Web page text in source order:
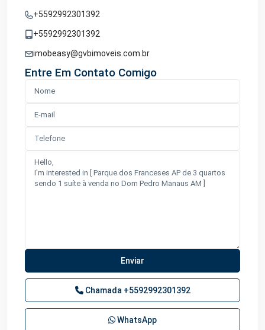
+5592992301392
+5592992301392
imobeasy@gvbimoveis.com.br
Entre Em Contato Comigo
Chamada +5592992301392
WhatsApp